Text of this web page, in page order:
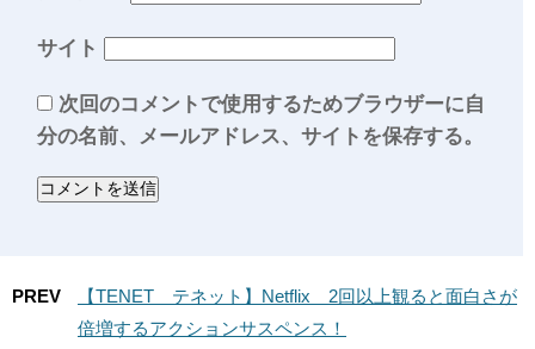
サイト
次回のコメントで使用するためブラウザーに自
分の名前、メールアドレス、サイトを保存する。
PREV
【TENET テネット】Netflix 2回以上観ると面白さが
倍増するアクションサスペンス！